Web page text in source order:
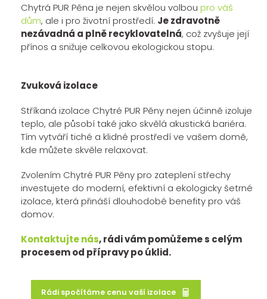
Chytrá PUR Pěna je nejen skvělou volbou pro váš
dům, ale i pro životní prostředí. Je zdravotně
nezávadná a plně recyklovatelná, což zvyšuje její
přínos a snižuje celkovou ekologickou stopu.
Zvuková izolace
Stříkaná izolace Chytré PUR Pěny nejen účinně izoluje
teplo, ale působí také jako skvělá akustická bariéra.
Tím vytváří tiché a klidné prostředí ve vašem domě,
kde můžete skvěle relaxovat.
Zvolením Chytré PUR Pěny pro zateplení střechy
investujete do moderní, efektivní a ekologicky šetrné
izolace, která přináší dlouhodobé benefity pro váš
domov.
Kontaktujte nás, rádi vám pomůžeme s celým
procesem od přípravy po úklid.
Rádi spočítáme cenu vaší izolace